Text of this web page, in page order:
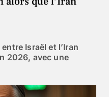
Israël et l’Iran
2026, avec une